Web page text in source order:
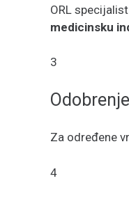
ORL
medicinsku
3
Za određene
4